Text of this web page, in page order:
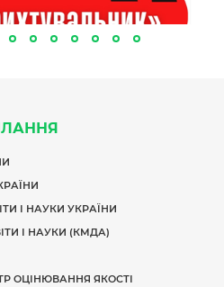
І НАУКИ УКРАЇНИ
І НАУКИ (КМДА)
ОЦІНЮВАННЯ ЯКОСТІ